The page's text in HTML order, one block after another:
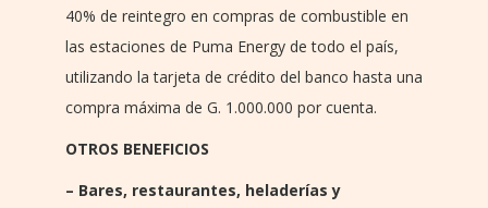
40% de reintegro en compras de combustible en
las estaciones de Puma Energy de todo el país,
utilizando la tarjeta de crédito del banco hasta una
compra máxima de G. 1.000.000 por cuenta.
OTROS BENEFICIOS
– Bares, restaurantes, heladerías y